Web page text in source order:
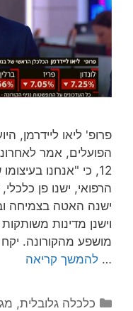
פרופ' ליאו ליידרמן,
הפועלים, אמר
12, כי "אנחנו
הרפואי, ישנו פן
ישנה האטה בצמיחה
וישנן מדינות
מושפע מהקורונה.
… להמשך קריאה
כלכלה גלובלית,